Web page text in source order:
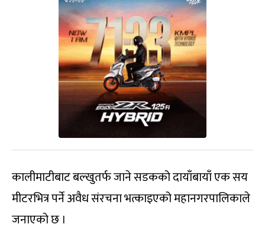
कालीमाटीबाट बल्खुतर्फ जाने सडकको दायाँबायाँ एक सय
मीटरभित्र पर्ने अवैध संरचना भत्काइएको महानगरपालिकाले
जनाएको छ ।